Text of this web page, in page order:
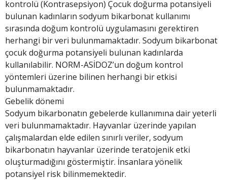
kontrolü (Kontrasepsiyon) Çocuk doğurma potansiyeli
bulunan kadınların sodyum bikarbonat kullanımı
sırasında doğum kontrolü uygulamasını gerektiren
herhangi bir veri bulunmamaktadır. Sodyum bikarbonat
çocuk doğurma potansiyeli bulunan kadınlarda
kullanılabilir. NORM-ASİDOZ’un doğum kontrol
yöntemleri üzerine bilinen herhangi bir etkisi
bulunmamaktadır.
Gebelik dönemi
Sodyum bikarbonatın gebelerde kullanımına dair yeterli
veri bulunmamaktadır. Hayvanlar üzerinde yapılan
çalışmalardan elde edilen sınırlı veriler, sodyum
bikarbonatın hayvanlar üzerinde teratojenik etki
oluşturmadığını göstermiştir. İnsanlara yönelik
potansiyel risk bilinmemektedir.